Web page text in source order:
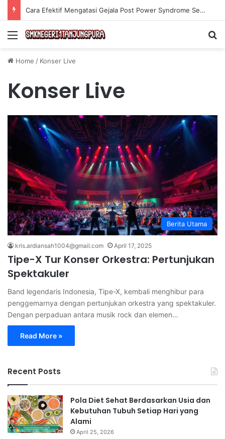
Cara Efektif Mengatasi Gejala Post Power Syndrome Setelah Pensiun Kerja
Menu
Home / Konser Live
Konser Live
Berita Utama
kris.ardiansah1004@gmail.com April 17, 2025
Tipe-X Tur Konser Orkestra: Pertunjukan
Spektakuler
Band legendaris Indonesia, Tipe-X, kembali menghibur para
penggemarnya dengan pertunjukan orkestra yang spektakuler.
Dengan perpaduan antara musik rock dan elemen…
Read More »
Recent Posts
Pola Diet Sehat Berdasarkan Usia dan
Kebutuhan Tubuh Setiap Hari yang
Alami
April 25, 2026